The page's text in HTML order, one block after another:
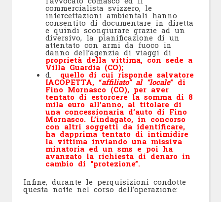
commercialista svizzero, le
intercettazioni ambientali hanno
consentito di documentare in diretta
e quindi scongiurare grazie ad un
diversivo, la pianificazione di un
attentato con armi da fuoco in
danno dell’agenzia di viaggi di
proprietà della vittima, con sede a
Villa Guardia (CO);
d. quello di cui risponde salvatore
IACOPETTA, “affiliato” al “locale” di
Fino Mornasco (CO), per aver
tentato di estorcere la somma di 8
mila euro all’anno, al titolare di
una concessionaria d’auto di Fino
Mornasco. L’indagato, in concorso
con altri soggetti da identificare,
ha dapprima tentato di intimidire
la vittima inviando una missiva
minatoria ed un sms e poi ha
avanzato la richiesta di denaro in
cambio di “protezione”.
Infine, durante le perquisizioni condotte
questa notte nel corso dell’operazione: